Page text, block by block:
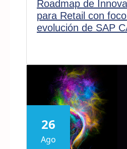
Roadmap de
para Retail con
evolución de SAP
26
Ago